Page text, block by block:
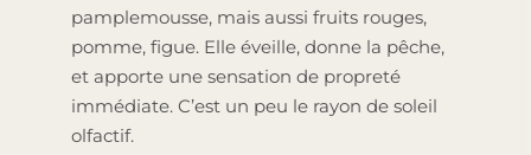
pamplemousse, mais aussi fruits rouges,
pomme, figue. Elle éveille, donne la pêche,
et apporte une sensation de propreté
immédiate. C’est un peu le rayon de soleil
olfactif.